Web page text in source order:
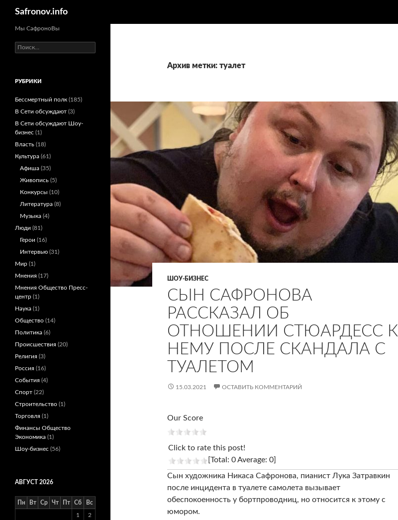
Safronov.info
Архив метки: туалет
ШОУ-БИЗНЕС
СЫН САФРОНОВА
РАССКАЗАЛ ОБ
ОТНОШЕНИИ СТЮАРДЕСС К
НЕМУ ПОСЛЕ СКАНДАЛА С
ТУАЛЕТОМ
15.03.2021 ОСТАВИТЬ КОММЕНТАРИЙ
Our Score
Click to rate this post!
[Total: 0 Average: 0]
Сын художника Никаса Сафронова, пианист Лука Затравкин
после инцидента в туалете самолета вызывает
обеспокоенность у бортпроводниц, но относится к этому с
юмором.
Мы СафроноВы
Найти:
РУБРИКИ
Бессмертный полк (185)
В Сети обсуждают (3)
В Сети обсуждают Шоу-
бизнес (1)
Власть (18)
Культура (61)
Афиша (35)
Живопись (5)
Конкурсы (10)
Литература (8)
Музыка (4)
Люди (81)
Герои (16)
Интервью (31)
Мир (1)
Мнения (17)
Мнения Общество Пресс-
центр (1)
Наука (1)
Общество (14)
Политика (6)
Происшествия (20)
Религия (3)
Россия (16)
События (4)
Спорт (22)
Строительство (1)
Торговля (1)
Финансы Общество
Экономика (1)
Шоу-бизнес (56)
АВГУСТ 2026
Пн Вт Ср Чт Пт Сб Вс
1 2